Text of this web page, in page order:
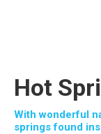
Hot
With wonderful
springs found